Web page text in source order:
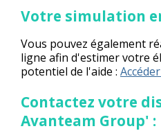
Votre simulation
Vous pouvez également
ligne afin d'estimer votre
potentiel de l'aide :
Contactez votre
Avanteam Group' :